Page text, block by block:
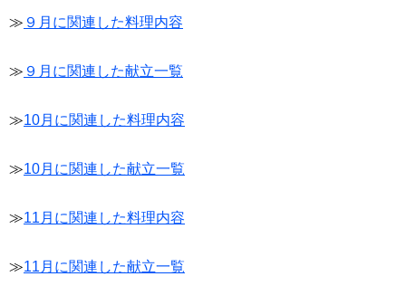
≫ ９月に関連した料理内容
≫ ９月に関連した献立一覧
≫10月に関連した料理内容
≫10月に関連した献立一覧
≫11月に関連した料理内容
≫11月に関連した献立一覧